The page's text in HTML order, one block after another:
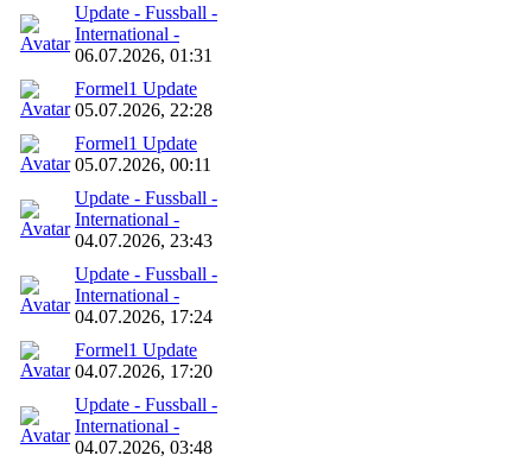
Update - Fussball -
International -
06.07.2026, 01:31
Formel1 Update
05.07.2026, 22:28
Formel1 Update
05.07.2026, 00:11
Update - Fussball -
International -
04.07.2026, 23:43
Update - Fussball -
International -
04.07.2026, 17:24
Formel1 Update
04.07.2026, 17:20
Update - Fussball -
International -
04.07.2026, 03:48